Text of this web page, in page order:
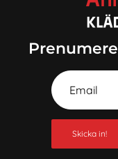
Skicka in!